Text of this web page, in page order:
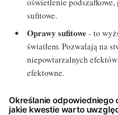
oświetlenie podszafkowe,
sufitowe.
Oprawy sufitowe - to
światłem. Pozwalają na
niepowtarzalnych
efektowne.
Określanie odpowiedniego
jakie kwestie warto